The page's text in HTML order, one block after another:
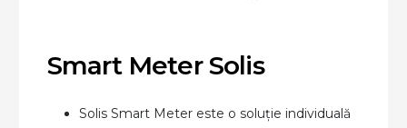
Smart Meter Solis
Solis Smart Meter este o soluție individuală